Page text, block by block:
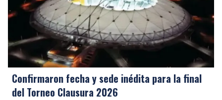
Confirmaron fecha y sede inédita para la final
del Torneo Clausura 2026